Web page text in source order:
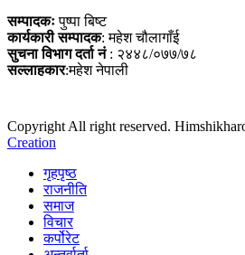
सम्पादकःपुष्पा बिष्ट
कार्यकारी सम्पादक: महेश चौलागाँई
सुचना विभाग दर्ता नं: २४४८/०७७/७८
सल्लाहकार:महेश नेपाली
Copyright All right reserved.
Creation
गृहपृष्ठ
राजनीति
समाज
विचार
कर्पोरेट